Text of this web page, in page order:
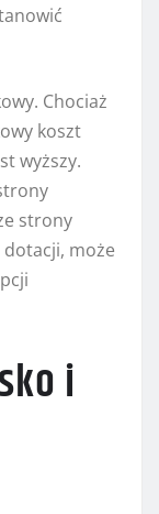
Chociaż
koszt
wyższy.
strony
może
i